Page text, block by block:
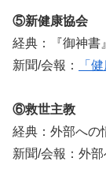
⑤新健康協会
経典：『御神書』
新聞/会報：
「
⑥救世主教
経典：外部への
新聞/会報：外